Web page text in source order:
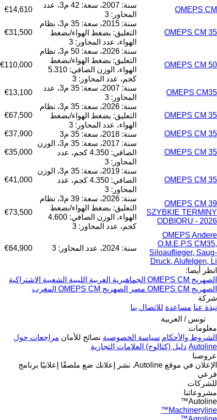
OMEPS CM
سنة: 2007، سعة: 42 م3، عدد
المحاور: 3
€14,610
OMEPS CM 35
سنة: 2015، سعة: 35 م3، نظام
التعليق: بضغط الهواء/بضغط
الهواء، عدد المحاور: 3
€31,500
OMEPS CM 50
سنة: 2026، سعة: 50 م3، نظام
التعليق: بضغط الهواء/بضغط
الهواء، الوزن الصافي: 5.310
كجم، عدد المحاور: 3
€110,000
OMEPS CM35
سنة: 2007، سعة: 35 م3، عدد
المحاور: 3
€13,100
OMEPS CM 35
سنة: 2026، سعة: 35 م3، نظام
التعليق: بضغط الهواء/بضغط
الهواء، عدد المحاور: 3
€67,500
OMEPS CM 35 سنة: 2018، سعة: 35 م3 €37,900
OMEPS CM 35
سنة: 2017، سعة: 35 م3، الوزن
الصافي: 4.350 كجم، عدد
المحاور: 3
€35,000
OMEPS CM 35
سنة: 2019، سعة: 35 م3، الوزن
الصافي: 4.350 كجم، عدد
المحاور: 3
€41,000
OMEPS CM 39
SZYBKIE TERMINY
ODBIORU - 2026
سنة: 2026، سعة: 39 م3، نظام
التعليق: بضغط الهواء/بضغط
الهواء، الوزن الصافي: 4.600
كجم، عدد المحاور: 3
€73,500
OMEPS Andere
O.M.E.P.S CM35,
Siloauflieger, Saug-
Druck, Alufelgen, Li
سنة: 2024، عدد المحاور: 3 €64,900
انظر أيضا:
الصهريج OMEPS CM الجماهيرية العربية الليبية الشعبية الاشتراكية
الصهريج OMEPS CM مصر
الصهريج OMEPS CM المغرب
شركة
نبذة عنا مساعدة للاتصال بنا
تونس / العربية
معلومات
الشروط والأحكام سياسة الخصوصية نصائح للأمان مراجعات حول
Autoline دليل (كتالوج) العلامات التجارية
عروضنا
الإعلان في موقع Autoline.
نشر إعلانك ضع ملصقًا إعلانيًا برنامج
فرعي
للشركات
مشروعاتنا
Autoline™
Machineryline™